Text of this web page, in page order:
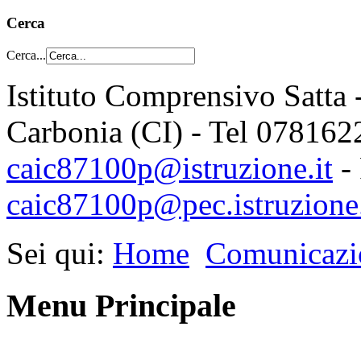
Cerca
Cerca...
Istituto Comprensivo
Carbonia (CI) - Tel
caic87100p@istruzione.it -
Sei qui: Home
Menu Principale